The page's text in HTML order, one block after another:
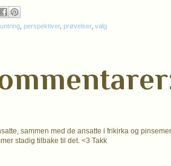
perspektiver, prøvelser, valg
sammen med de ansatte i frikirka og
stadig tilbake til det. <3 Takk